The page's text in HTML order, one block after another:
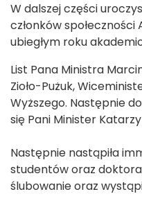
W dalszej części
członków społeczności
ubiegłym roku
List Pana Ministra
Zioło-Pużuk,
Wyższego. Następnie
się Pani Minister
Następnie nastąpiła
studentów oraz
ślubowanie oraz